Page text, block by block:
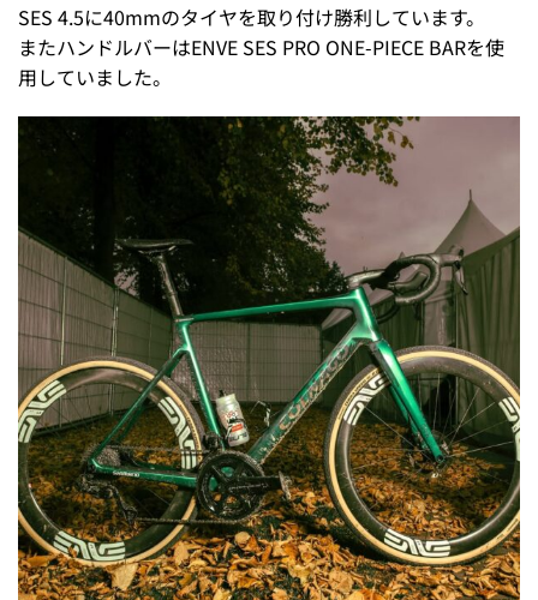
SES 4.5に40mmのタイヤを取り付け勝利しています。
またハンドルバーはENVE SES PRO ONE-PIECE BARを使
用していました。